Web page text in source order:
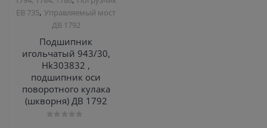
ЕВ 735,Управляемый мост
ДВ 1792
Подшипник
игольчатый 943/30,
Hk303832 ,
подшипник оси
поворотного кулака
(шкворня) ДВ 1792